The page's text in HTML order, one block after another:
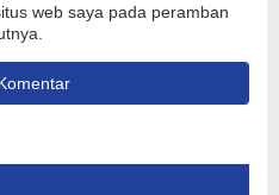
web saya pada peramban